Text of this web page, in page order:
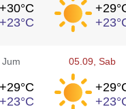
+30°C
+23°C
+29°
+23°
, Jum
+29°C
+23°C
05.09 , Sab
+29°
+23°